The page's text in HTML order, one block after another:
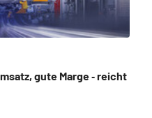
gute Marge ‑ reicht